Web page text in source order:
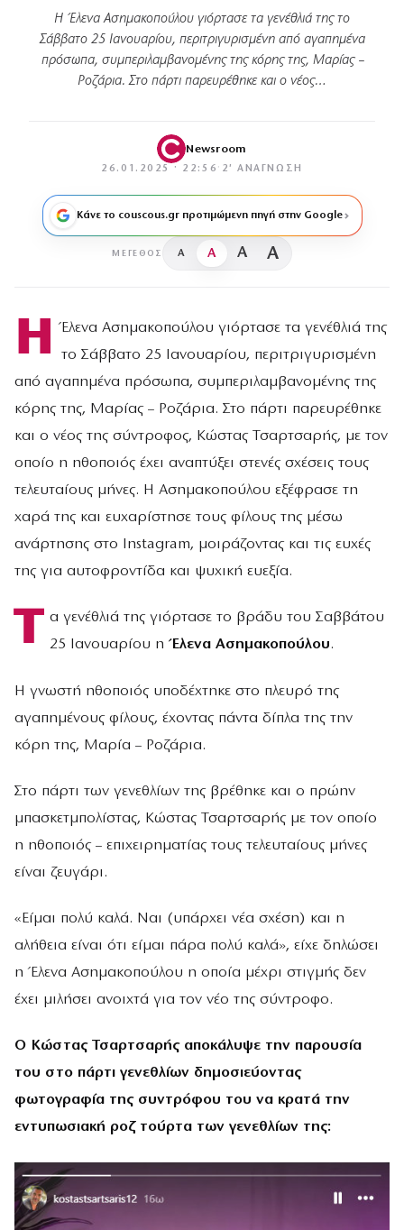
Η Έλενα Ασημακοπούλου γιόρτασε τα γενέθλιά της το
Σάββατο 25 Ιανουαρίου, περιτριγυρισμένη από αγαπημένα
πρόσωπα, συμπεριλαμβανομένης της κόρης της, Μαρίας –
Ροζάρια. Στο πάρτι παρευρέθηκε και ο νέος…
Newsroom
26.01.2025 · 22:56 · 2′ ΑΝΆΓΝΩΣΗ
Κάνε το couscous.gr προτιμώμενη πηγή στην Google
ΜΈΓΕΘΟΣ A A A A
Η
Έλενα Ασημακοπούλου γιόρτασε τα γενέθλιά της
το Σάββατο 25 Ιανουαρίου, περιτριγυρισμένη
από αγαπημένα πρόσωπα, συμπεριλαμβανομένης της
κόρης της, Μαρίας – Ροζάρια. Στο πάρτι παρευρέθηκε
και ο νέος της σύντροφος, Κώστας Τσαρτσαρής, με τον
οποίο η ηθοποιός έχει αναπτύξει στενές σχέσεις τους
τελευταίους μήνες. Η Ασημακοπούλου εξέφρασε τη
χαρά της και ευχαρίστησε τους φίλους της μέσω
ανάρτησης στο Instagram, μοιράζοντας και τις ευχές
της για αυτοφροντίδα και ψυχική ευεξία.
Τ α γενέθλιά της γιόρτασε το βράδυ του Σαββάτου
25 Ιανουαρίου η Έλενα Ασημακοπούλου.
Η γνωστή ηθοποιός υποδέχτηκε στο πλευρό της
αγαπημένους φίλους, έχοντας πάντα δίπλα της την
κόρη της, Μαρία – Ροζάρια.
Στο πάρτι των γενεθλίων της βρέθηκε και ο πρώην
μπασκετμπολίστας, Κώστας Τσαρτσαρής με τον οποίο
η ηθοποιός – επιχειρηματίας τους τελευταίους μήνες
είναι ζευγάρι.
«Είμαι πολύ καλά. Ναι (υπάρχει νέα σχέση) και η
αλήθεια είναι ότι είμαι πάρα πολύ καλά», είχε δηλώσει
η Έλενα Ασημακοπούλου η οποία μέχρι στιγμής δεν
έχει μιλήσει ανοιχτά για τον νέο της σύντροφο.
Ο Κώστας Τσαρτσαρής αποκάλυψε την παρουσία
του στο πάρτι γενεθλίων δημοσιεύοντας
φωτογραφία της συντρόφου του να κρατά την
εντυπωσιακή ροζ τούρτα των γενεθλίων της: